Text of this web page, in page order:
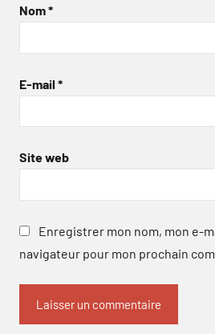
Nom*
E-mail *
Site web
Enregistrer mon nom, mon e-
navigateur pour mon prochain